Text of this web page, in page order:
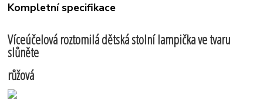
Kompletní specifikace
Víceúčelová roztomilá dětská stolní lampička ve tvaru
slůněte
růžová